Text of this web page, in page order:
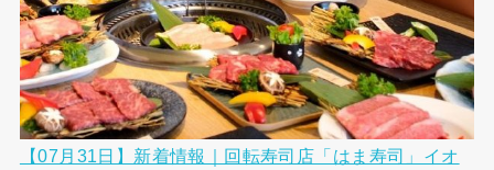
【07月31日】新着情報｜回転寿司店「はま寿司」イオ